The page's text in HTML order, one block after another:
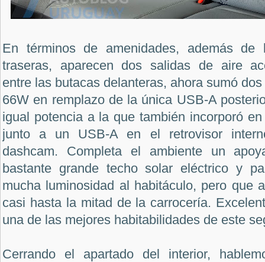
En términos de amenidades, además de
traseras, aparecen dos salidas de aire
entre las butacas delanteras, ahora sumó
66W en remplazo de la única USB-A
igual potencia a la que también incorporó
junto a un USB-A en el retrovisor
dashcam. Completa el ambiente un
bastante grande techo solar eléctrico y
mucha luminosidad al habitáculo, pero que
casi hasta la mitad de la carrocería.
una de las mejores habitabilidades de este
Cerrando el apartado del interior,